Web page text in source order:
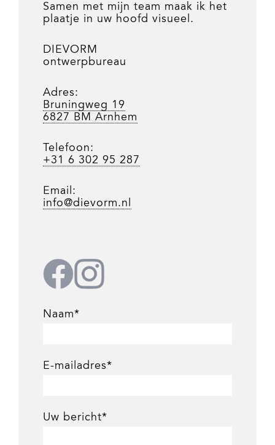
Samen met mijn team maak ik het
plaatje in uw hoofd visueel.
DIEVORM
ontwerpbureau
Adres:
Bruningweg 19
6827 BM Arnhem
Telefoon:
+31 6 302 95 287
Email:
info@dievorm.nl
Naam*
E-mailadres*
Uw bericht*